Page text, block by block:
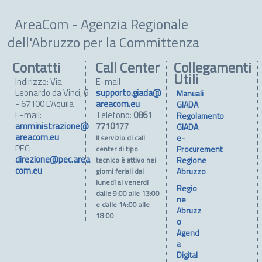
AreaCom - Agenzia Regionale
dell'Abruzzo per la Committenza
Contatti
Indirizzo: Via
Leonardo da Vinci, 6
- 67100 L'Aquila
E-mail:
amministrazione@
areacom.eu
PEC:
direzione@pec.area
com.eu
Collegamenti
Utili
Manuali
GIADA
Regolamento
GIADA
e-
Procurement
Regione
Abruzzo
Regio
ne
Abruzz
o
Agend
a
Digital
Call Center
E-mail
supporto.giada@
areacom.eu
Telefono: 0861
7710177
Il servizio di call
center di tipo
tecnico è attivo nei
giorni feriali dal
lunedì al venerdì
dalle 9:00 alle 13:00
e dalle 14:00 alle
18:00